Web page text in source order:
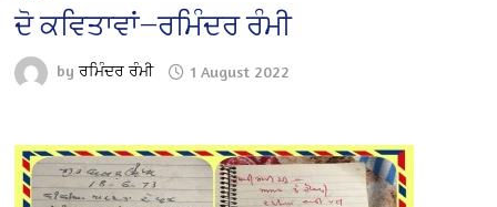
ਦੋ ਕਵਿਤਾਵਾਂ—ਰਮਿੰਦਰ ਰੰਮੀ
byਰਮਿੰਦਰ ਰੰਮੀ 1 August 2022